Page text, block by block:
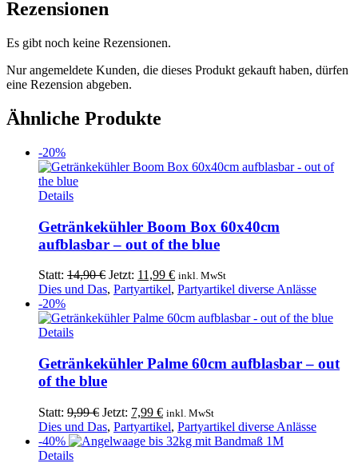
Rezensionen
Es gibt noch keine Rezensionen.
Nur angemeldete Kunden, die dieses Produkt gekauft haben, dürfen
eine Rezension abgeben.
Ähnliche Produkte
-20%
Details
Getränkekühler Boom Box 60x40cm
aufblasbar – out of the blue
Statt: 14,90€ Ursprünglicher
Preis
14,90 €
Jetzt: 11,99 €Aktueller
Preis
11,99 €.
inkl. MwSt
Dies und Das, Partyartikel, Partyartikel diverse Anlässe
-20%
Details
Getränkekühler Palme 60cm aufblasbar – out
of the blue
Statt: 9,99€ Ursprünglicher
Preis
war:
Jetzt: 7,99 €Aktueller
Preis
ist:
inkl. MwSt
Dies und Das, Partyartikel, Partyartikel diverse Anlässe
-40%
Details